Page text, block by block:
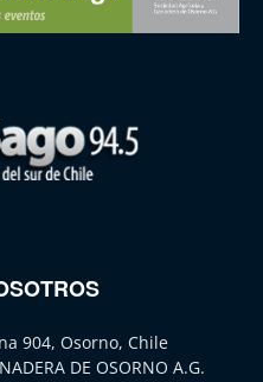
904, Osorno, Chile
DE OSORNO A.G.